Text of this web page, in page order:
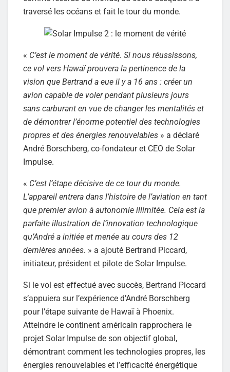
traversé les océans et fait le tour du monde.
« C’est le moment de vérité. Si nous réussissons,
ce vol vers Hawaï prouvera la pertinence de la
vision que Bertrand a eue il y a 16 ans : créer un
avion capable de voler pendant plusieurs jours
sans carburant en vue de changer les mentalités et
de démontrer l’énorme potentiel des technologies
propres et des énergies renouvelables » a déclaré
André Borschberg, co-fondateur et CEO de Solar
Impulse.
« C’est l’étape décisive de ce tour du monde.
L’appareil entrera dans l’histoire de l’aviation en tant
que premier avion à autonomie illimitée. Cela est la
parfaite illustration de l’innovation technologique
qu’André a initiée et menée au cours des 12
dernières années. » a ajouté Bertrand Piccard,
initiateur, président et pilote de Solar Impulse.
Si le vol est effectué avec succès, Bertrand Piccard
s’appuiera sur l’expérience d’André Borschberg
pour l’étape suivante de Hawaï à Phoenix.
Atteindre le continent américain rapprochera le
projet Solar Impulse de son objectif global,
démontrant comment les technologies propres, les
énergies renouvelables et l’efficacité énergétique